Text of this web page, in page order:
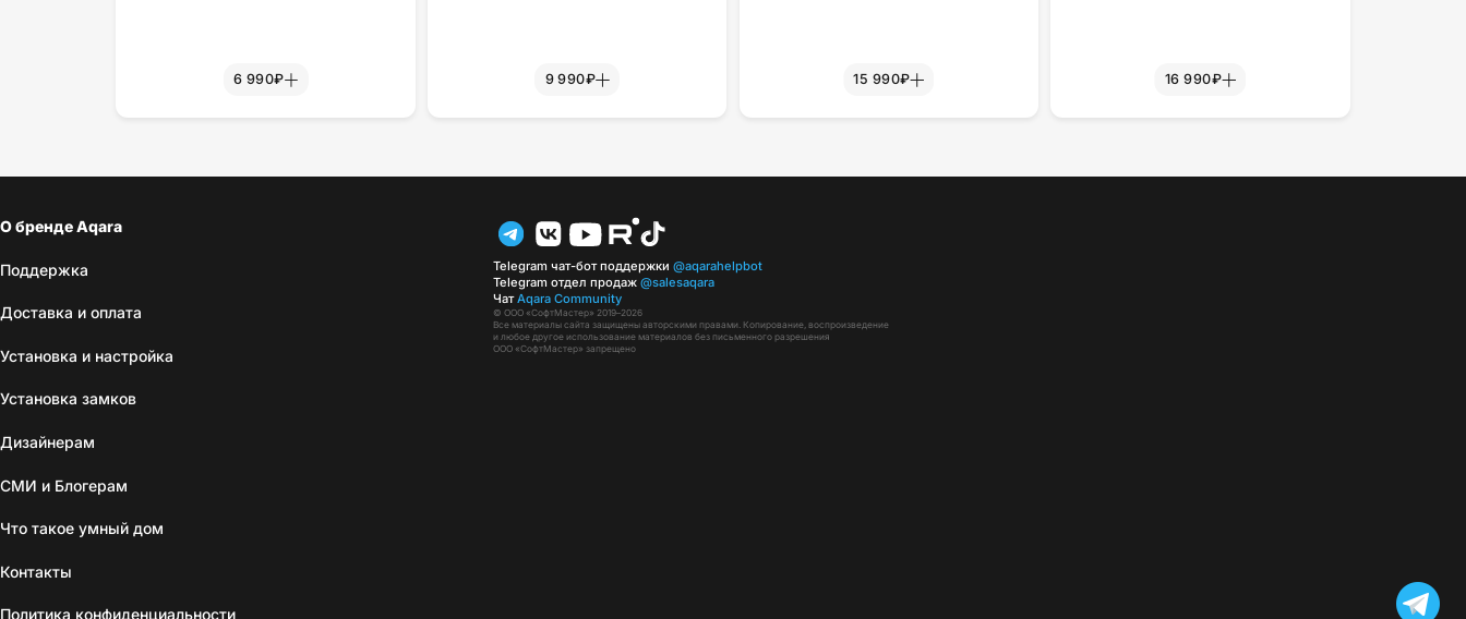
6 990₽ 9 990₽ 15 990₽ 16 990₽
О бренде Aqara
Поддержка
Доставка и оплата
Установка и настройка
Установка замков
Дизайнерам
СМИ и Блогерам
Что такое умный дом
Контакты
Политика конфиденциальности
Telegram чат-бот поддержки @aqarahelpbot
Telegram отдел продаж@salesaqara
ЧатAqara Community
© ООО «СофтМастер» 2019–2026
Все материалы сайта защищены авторскими правами. Копирование, воспроизведение
и любое другое использование материалов без письменного разрешения
ООО «СофтМастер» запрещено